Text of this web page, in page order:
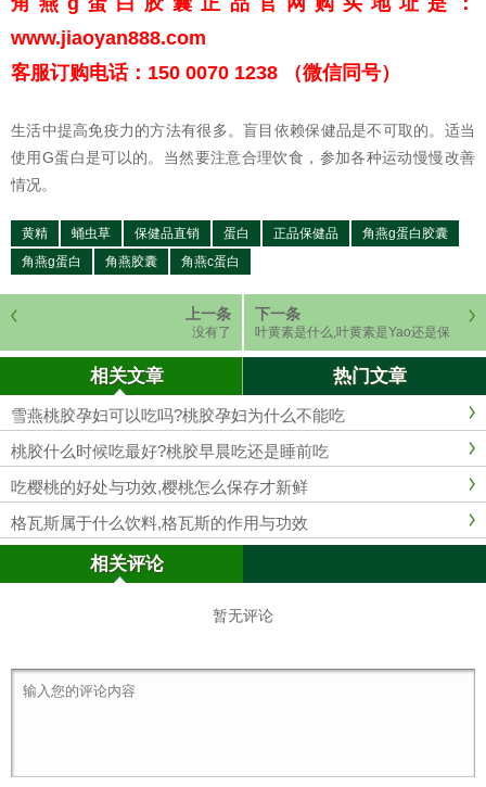
www.jiaoyan888.com
客服订购电话：150 0070 1238 （微信同号）
生活中提高免疫力的方法有很多。盲目依赖保健品是不可取的。适当
使用G蛋白是可以的。当然要注意合理饮食，参加各种运动慢慢改善
情况。
黄精 蛹虫草 保健品直销 蛋白 正品保健品
角燕g蛋白胶囊
角燕g蛋白
角燕胶囊 角燕c蛋白
上一条
没有了
下一条
叶黄素是什么,叶黄素是Yao还是保
健品
相关文章 热门文章
雪燕桃胶孕妇可以吃吗?桃胶孕妇为什么不能吃
桃胶什么时候吃最好?桃胶早晨吃还是睡前吃
吃樱桃的好处与功效,樱桃怎么保存才新鲜
格瓦斯属于什么饮料,格瓦斯的作用与功效
相关评论
暂无评论